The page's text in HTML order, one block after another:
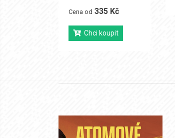
Cena od 335 Kč
Chci koupit